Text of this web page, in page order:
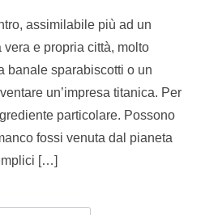
assimilabile più ad un
e propria città, molto
banale sparabiscotti o un
un’impresa titanica. Per
particolare. Possono
fossi venuta dal pianeta
[…]